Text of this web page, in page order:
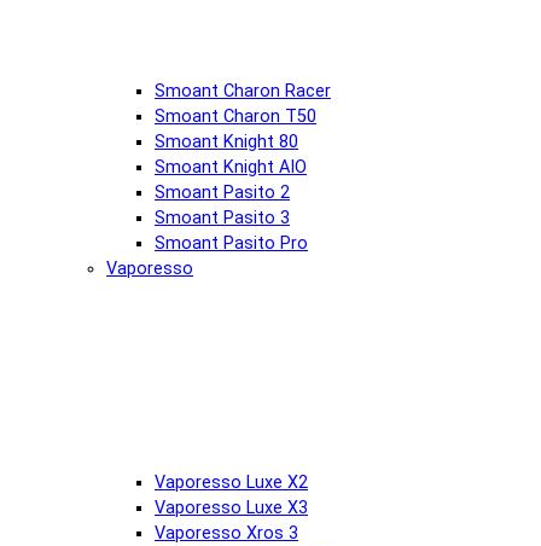
Smoant Charon Racer
Smoant Charon T50
Smoant Knight 80
Smoant Knight AIO
Smoant Pasito 2
Smoant Pasito 3
Smoant Pasito Pro
Vaporesso
Vaporesso Luxe X2
Vaporesso Luxe X3
Vaporesso Xros 3